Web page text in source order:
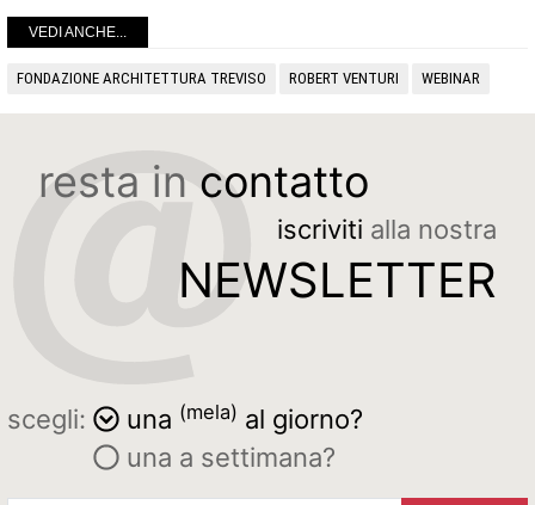
VEDI ANCHE...
FONDAZIONE ARCHITETTURA TREVISO ROBERT VENTURI WEBINAR
resta in contatto
iscriviti alla nostra
NEWSLETTER
scegli: una (mela) al giorno?
una a settimana?